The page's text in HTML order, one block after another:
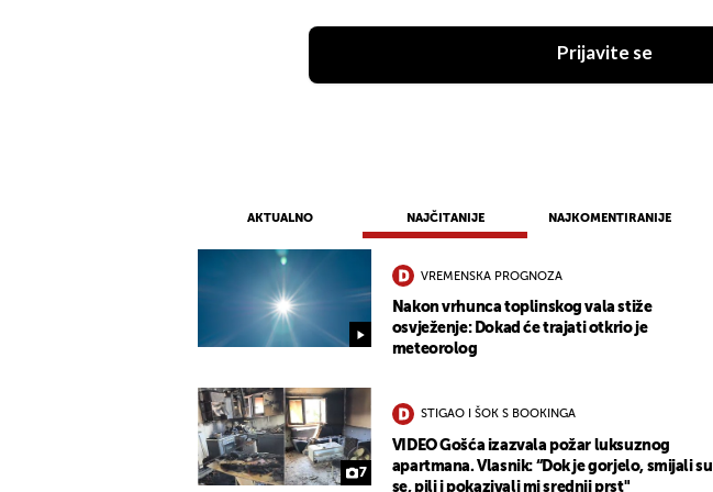
Prijavite se
AKTUALNO NAJČITANIJE NAJKOMENTIRANIJE
VREMENSKA PROGNOZA
Nakon vrhunca toplinskog vala stiže
osvježenje: Dokad će trajati otkrio je
meteorolog
7
STIGAO I ŠOK S BOOKINGA
VIDEO Gošća izazvala požar luksuznog
apartmana. Vlasnik: “Dok je gorjelo, smijali su
se, pili i pokazivali mi srednji prst"